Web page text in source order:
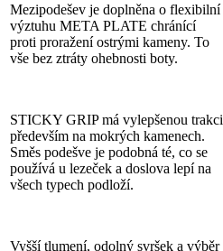
Mezipodešev je doplněna o flexibilní
výztuhu META PLATE chránící
proti proražení ostrými kameny. To
vše bez ztráty ohebnosti boty.
STICKY GRIP má vylepšenou trakci
především na mokrých kamenech.
Směs podešve je podobná té, co se
používá u lezeček a doslova lepí na
všech typech podloží.
Vyšší tlumení, odolný svršek a výběr